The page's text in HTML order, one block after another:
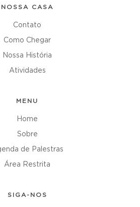
NOSSA CASA
Contato
Como Chegar
Nossa História
Atividades
MENU
Home
Sobre
de Palestras
Área Restrita
SIGA-NOS